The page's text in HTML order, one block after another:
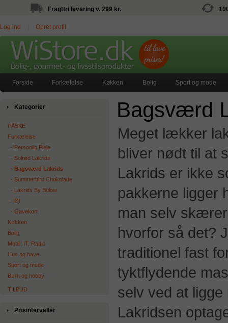
Fragtfri levering v. 299 kr.
Log ind Opret profil
Forside Forkælelse Køkken Bolig Sport og mode
Kategorier
PÅSKE
Forkælelse
‐ Personlig Pleje
‐ Solrød Lakrids
‐ Bagsværd Lakrids
‐ Summerbird Chokolade
‐ Lakrids By Bülow
‐ Øl
‐ Gavekort
Køkken
Bolig
Mobil, IT, Radio
Hus og have
Sport og mode
Børn og hobby
TILBUD
Prisintervaller
Bagsværd
Meget lækker
bliver nødt til at
Lakrids er ikke
pakkerne ligger
man selv
hvorfor så det?
traditionel fast
tyktflydende
selv ved at
Lakridsen